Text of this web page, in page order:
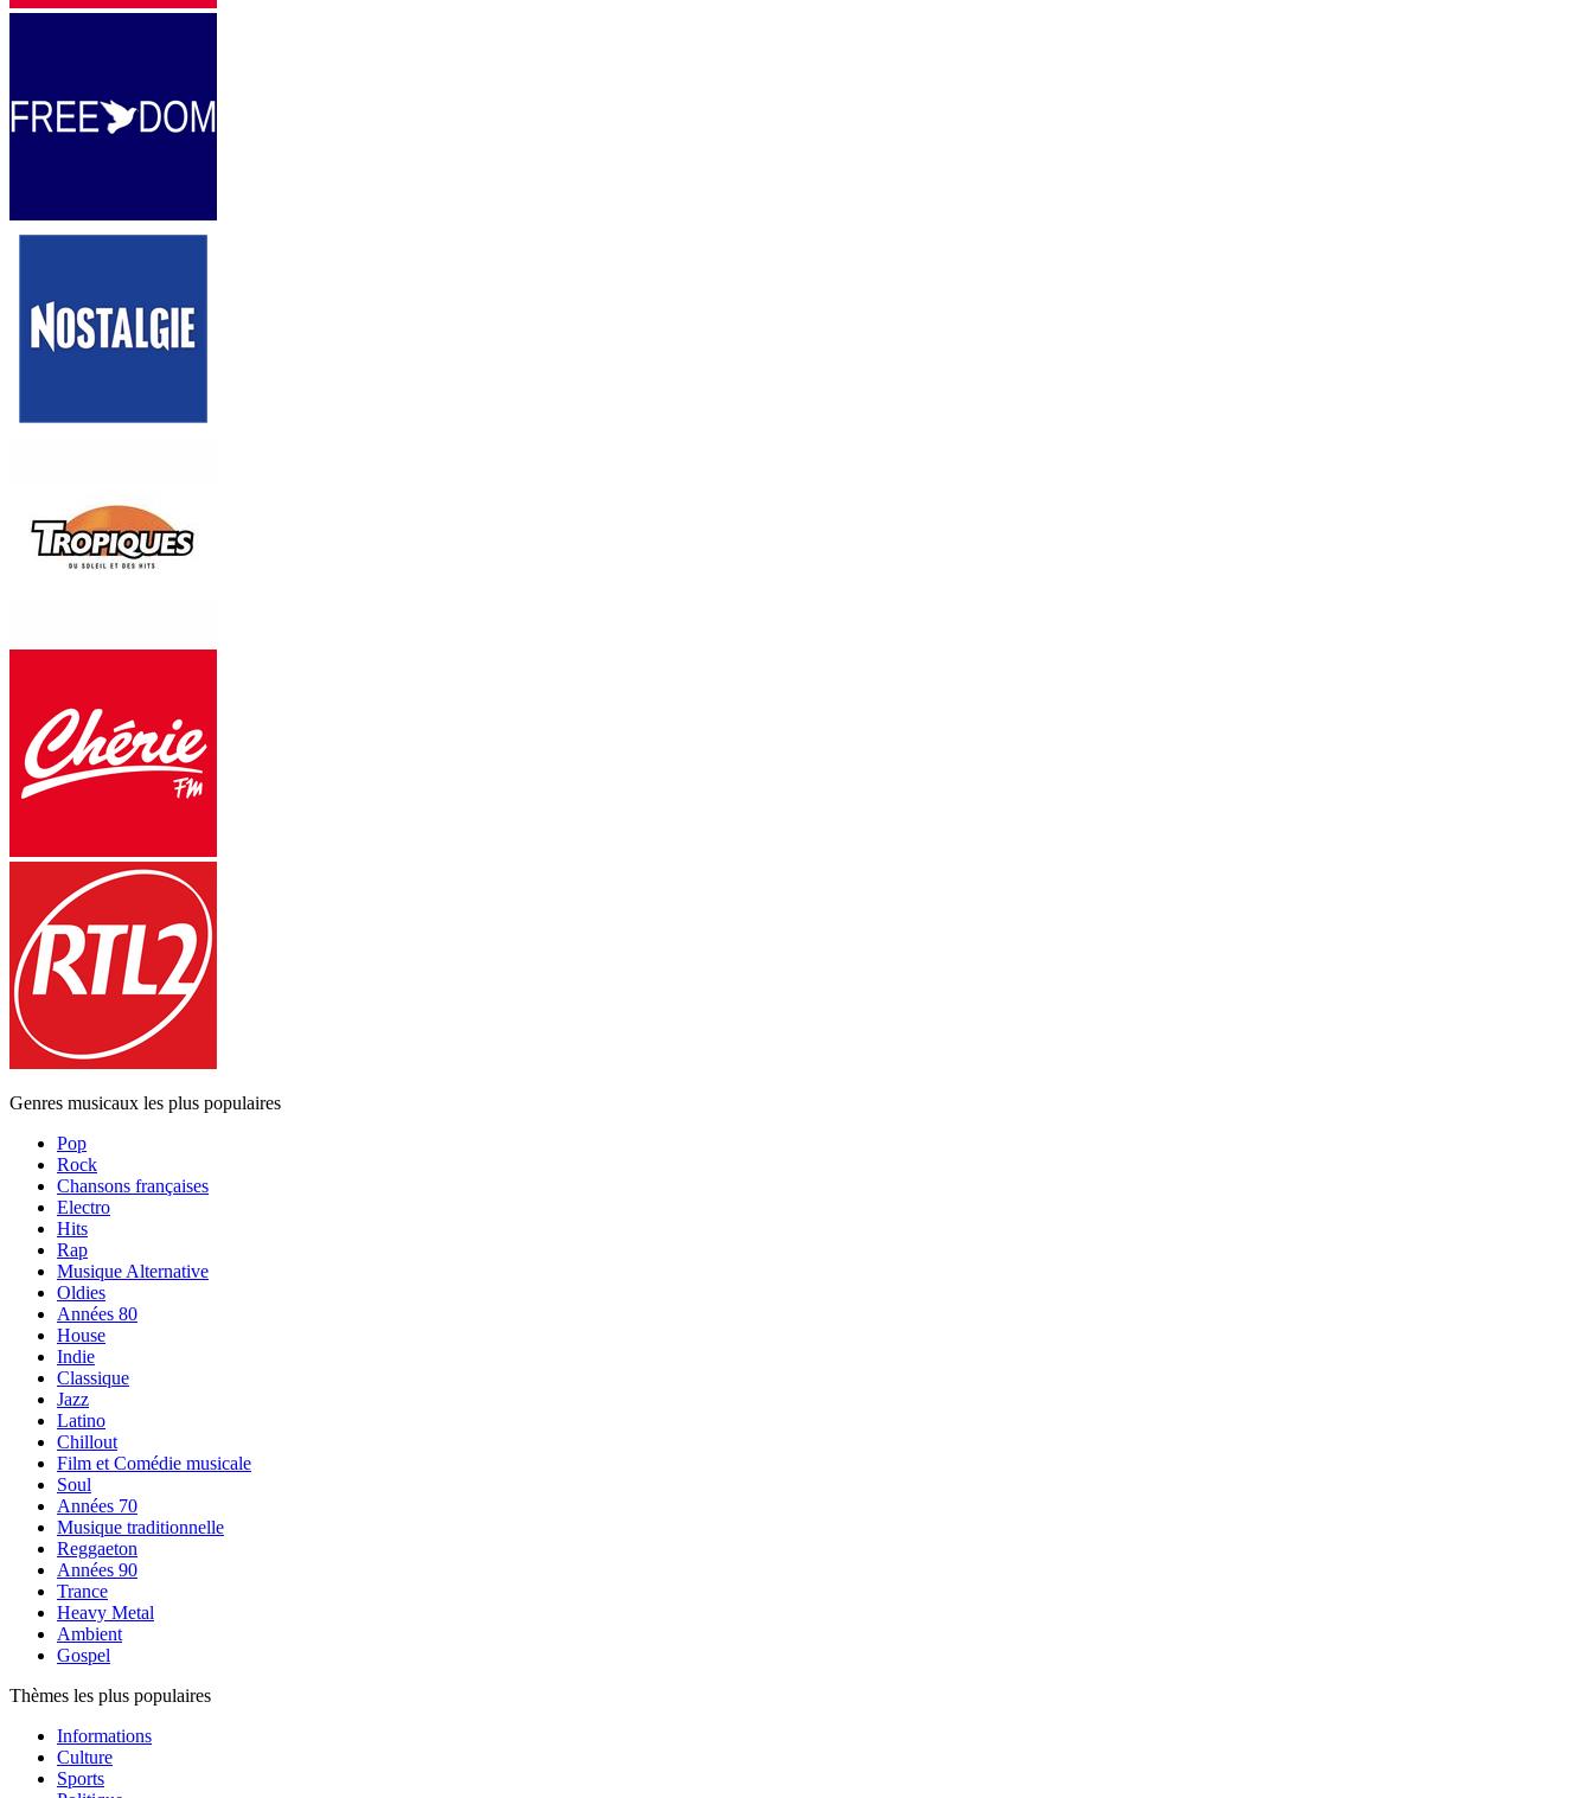
Genres musicaux les plus populaires
Pop
Rock
Chansons françaises
Electro
Hits
Rap
Musique Alternative
Oldies
Années 80
House
Indie
Classique
Jazz
Latino
Chillout
Film et Comédie musicale
Soul
Années 70
Musique traditionnelle
Reggaeton
Années 90
Trance
Heavy Metal
Ambient
Gospel
Thèmes les plus populaires
Informations
Culture
Sports